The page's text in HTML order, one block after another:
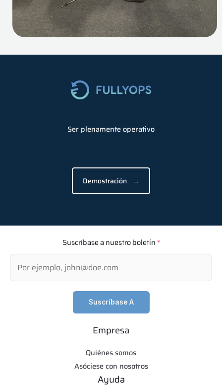
Ser plenamente operativo
Demostración →
Suscríbase a nuestro boletín *
Suscríbase A
Empresa
Quiénes somos
Asóciese con nosotros
Ayuda